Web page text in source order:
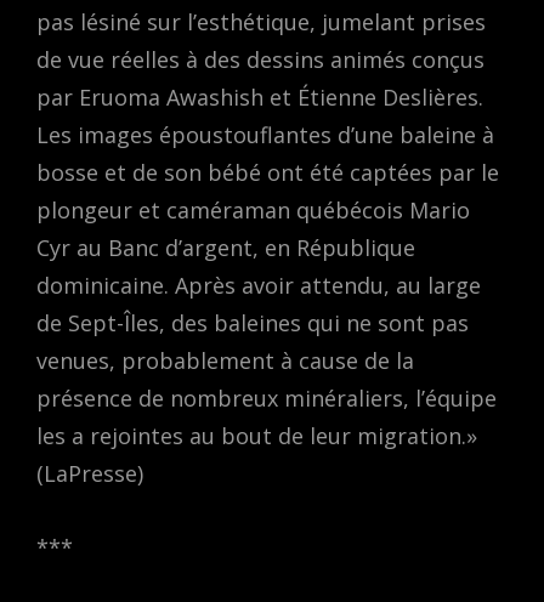
pas lésiné sur l’esthétique, jumelant prises
de vue réelles à des dessins animés conçus
par Eruoma Awashish et Étienne Deslières.
Les images époustouflantes d’une baleine à
bosse et de son bébé ont été captées par le
plongeur et caméraman québécois Mario
Cyr au Banc d’argent, en République
dominicaine. Après avoir attendu, au large
de Sept-Îles, des baleines qui ne sont pas
venues, probablement à cause de la
présence de nombreux minéraliers, l’équipe
les a rejointes au bout de leur migration.»
(LaPresse)
***